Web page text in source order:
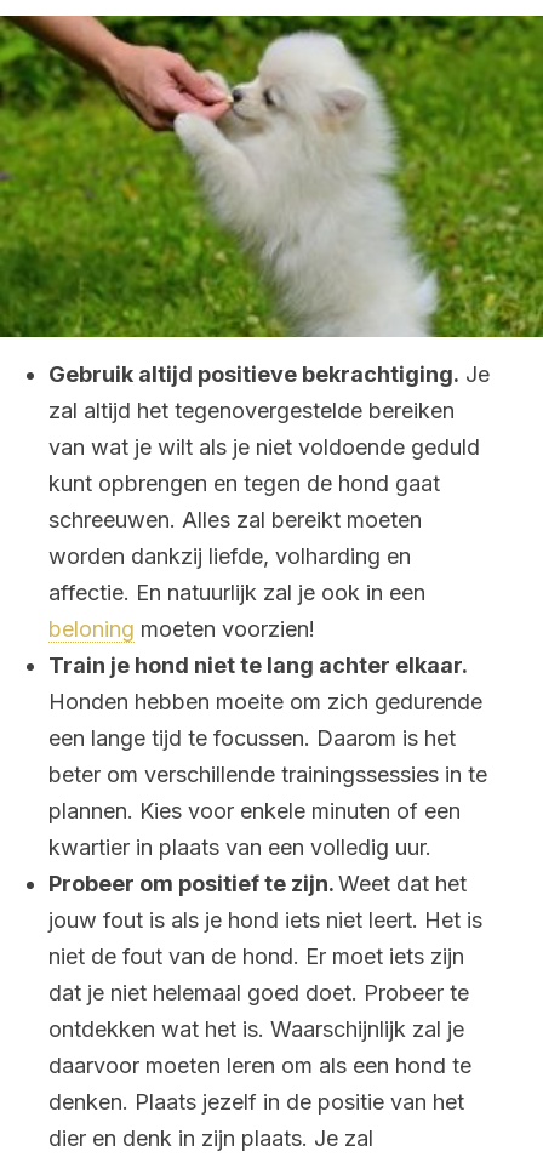
Gebruik altijd positieve bekrachtiging. Je
zal altijd het tegenovergestelde bereiken
van wat je wilt als je niet voldoende geduld
kunt opbrengen en tegen de hond gaat
schreeuwen. Alles zal bereikt moeten
worden dankzij liefde, volharding en
affectie. En natuurlijk zal je ook in een
beloning moeten voorzien!
Train je hond niet te lang achter elkaar.
Honden hebben moeite om zich gedurende
een lange tijd te focussen. Daarom is het
beter om verschillende trainingssessies in te
plannen. Kies voor enkele minuten of een
kwartier in plaats van een volledig uur.
Probeer om positief te zijn.Weet dat het
jouw fout is als je hond iets niet leert. Het is
niet de fout van de hond. Er moet iets zijn
dat je niet helemaal goed doet. Probeer te
ontdekken wat het is. Waarschijnlijk zal je
daarvoor moeten leren om als een hond te
denken. Plaats jezelf in de positie van het
dier en denk in zijn plaats. Je zal